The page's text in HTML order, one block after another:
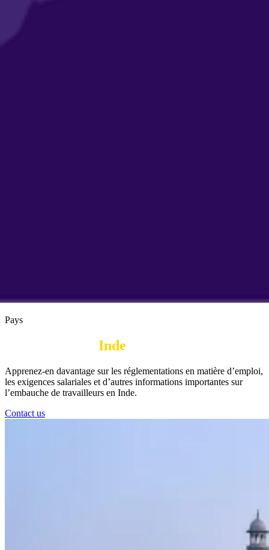
Pays
Inde
Apprenez-en davantage sur les réglementations en matière d’emploi,
les exigences salariales et d’autres informations importantes sur
l’embauche de travailleurs en Inde.
Contact us